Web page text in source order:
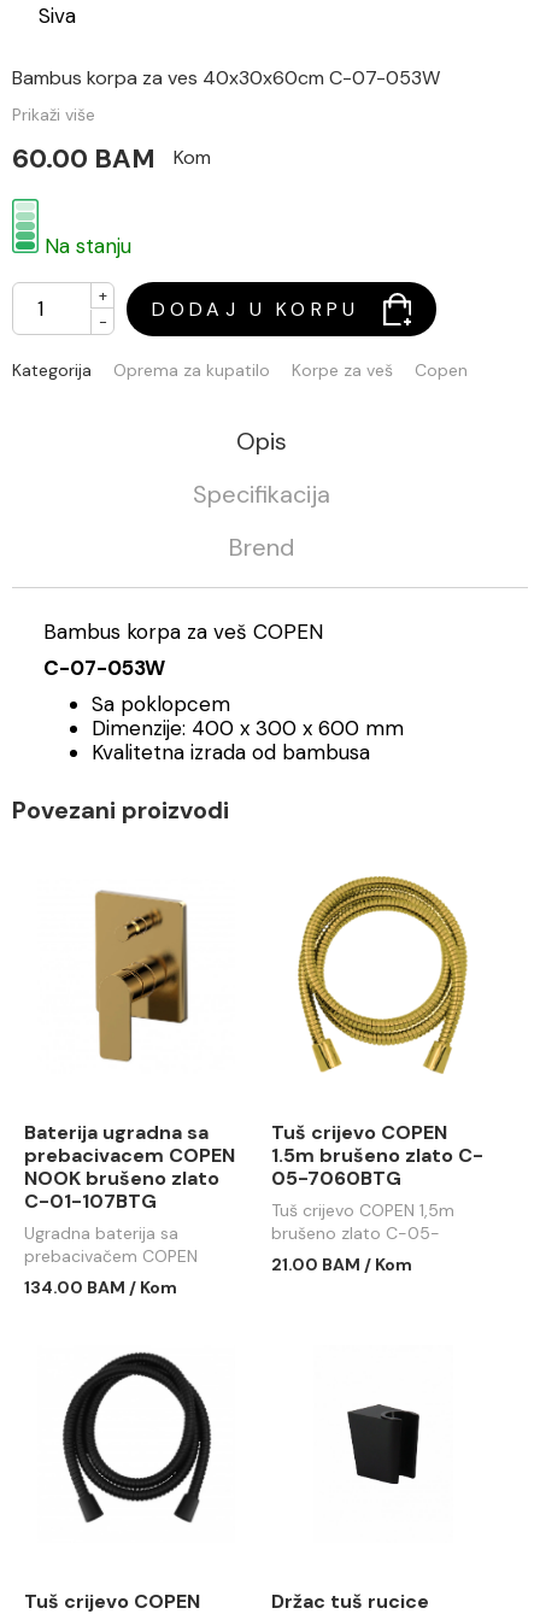
Siva
Bambus korpa za ves 40x30x60cm C-07-053W
Prikaži više
60.00 BAM Kom
Na stanju
+
-
DODAJ U KORPU
Kategorija Oprema za kupatilo Korpe za veš Copen
Opis
Specifikacija
Brend
Bambus korpa za veš COPEN
C-07-053W
Sa poklopcem
Dimenzije: 400 x 300 x 600 mm
Kvalitetna izrada od bambusa
Povezani proizvodi
Baterija ugradna sa
prebacivacem COPEN
NOOK brušeno zlato
C-01-107BTG
Ugradna baterija sa
prebacivačem COPEN
NOOK brušeno zlato C-01-
134.00 BAM / Kom
Tuš crijevo COPEN
1.5m brušeno zlato C-
05-7060BTG
Tuš crijevo COPEN 1,5m
brušeno zlato C-05-
7060BTG
21.00 BAM / Kom
Tuš crijevo COPEN
Držac tuš rucice